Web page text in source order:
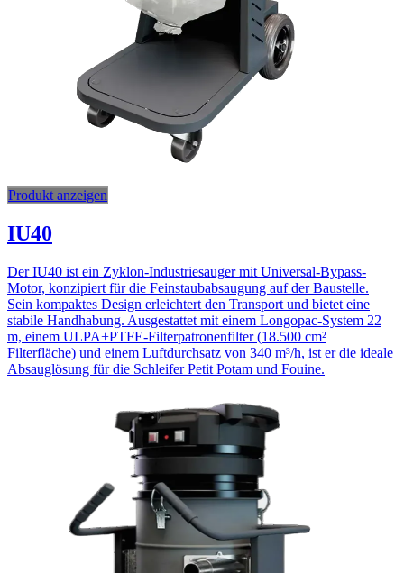
Produkt anzeigen
IU40
Der IU40 ist ein Zyklon-Industriesauger mit Universal-Bypass-
Motor, konzipiert für die Feinstaubabsaugung auf der Baustelle.
Sein kompaktes Design erleichtert den Transport und bietet eine
stabile Handhabung. Ausgestattet mit einem Longopac-System 22
m, einem ULPA+PTFE-Filterpatronenfilter (18.500 cm²
Filterfläche) und einem Luftdurchsatz von 340 m³/h, ist er die ideale
Absauglösung für die Schleifer Petit Potam und Fouine.